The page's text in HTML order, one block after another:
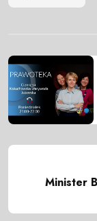
Minister